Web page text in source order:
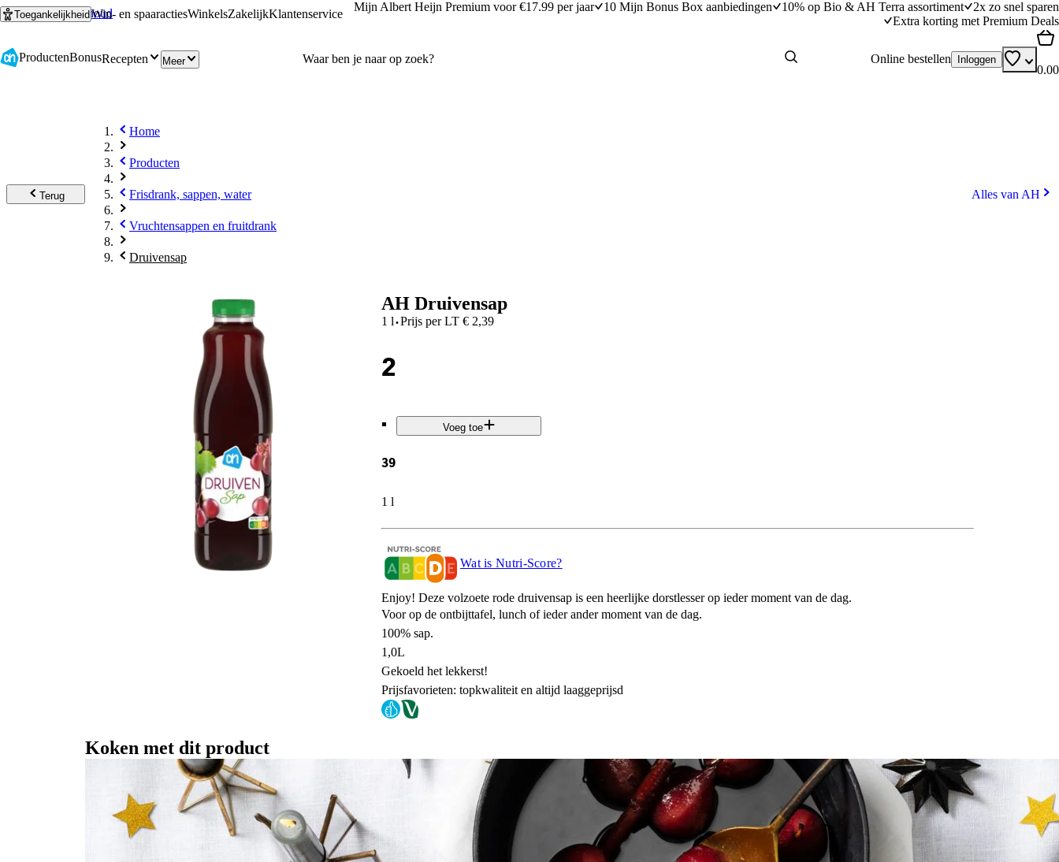
Ga naar hoofdinhoud
Ga naar zoeken
ToegankelijkheidWin- en spaaractiesWinkelsZakelijkKlantenservice
Mijn Albert Heijn Premium voor €17.99 per jaar 10 Mijn Bonus Box aanbiedingen 10% op Bio & AH Terra assortiment
2x zo snel sparen
Extra korting met Premium Deals
ProductenBonusRecepten Meer Online bestellen Inloggen
0.00
Terug
Home
Producten
Frisdrank, sappen, water
Vruchtensappen en fruitdrank
Druivensap
Alles van AH
AH Druivensap
1 l·Prijs per LT€ 2,39
2
.
39
1 l
Voeg toe
Wat is Nutri-Score?
Enjoy! Deze volzoete rode druivensap is een heerlijke dorstlesser op ieder moment van de dag.
Voor op de ontbijttafel, lunch of ieder ander moment van de dag.
100% sap.
1,0L
Gekoeld het lekkerst!
Prijsfavorieten: topkwaliteit en altijd laaggeprijsd
Koken met dit product